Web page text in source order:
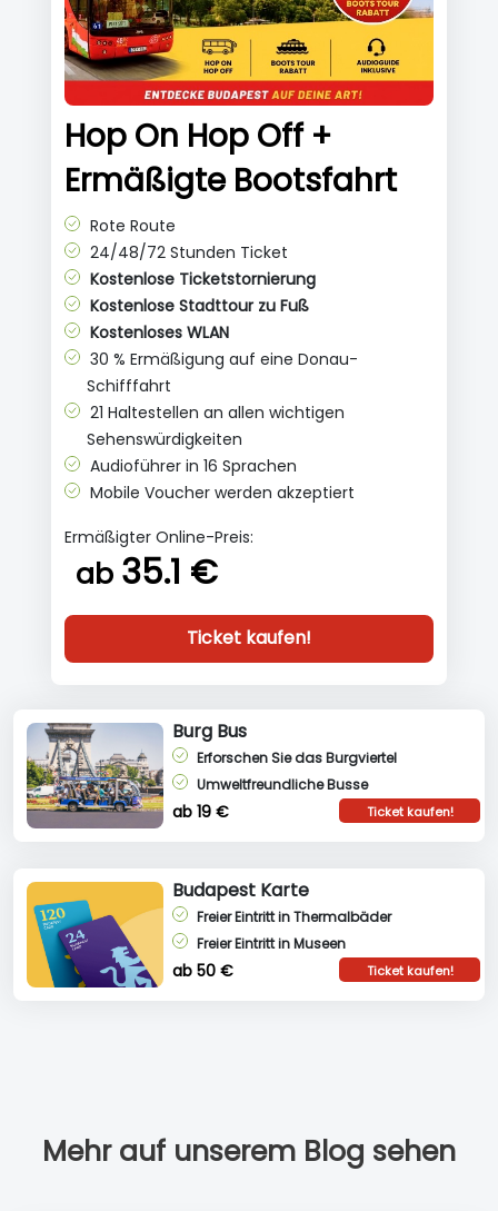
Hop On Hop Off +
Ermäßigte Bootsfahrt
Rote Route
24/48/72 Stunden Ticket
Kostenlose Ticketstornierung
Kostenlose Stadttour zu Fuß
Kostenloses WLAN
30 % Ermäßigung auf eine Donau-
Schifffahrt
21 Haltestellen an allen wichtigen
Sehenswürdigkeiten
Audioführer in 16 Sprachen
Mobile Voucher werden akzeptiert
Ermäßigter Online-Preis:
ab 35.1 €
Ticket kaufen!
Burg Bus
Erforschen Sie das Burgviertel
Umweltfreundliche Busse
ab 19 € Ticket kaufen!
Budapest Karte
Freier Eintritt in Thermalbäder
Freier Eintritt in Museen
ab 50 € Ticket kaufen!
Mehr auf unserem Blog sehen